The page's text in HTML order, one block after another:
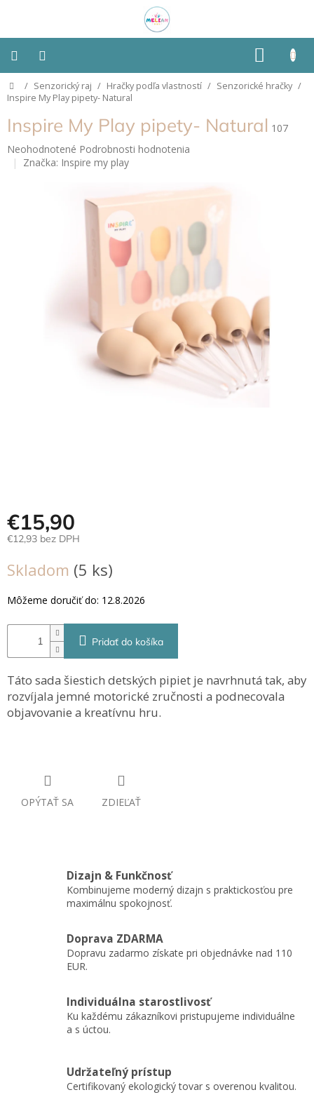
KOŠÍK
Montessori
Detská
izba
Senzorické
Prihlásenie
Domov
/ Senzorický raj / Hračky podľa vlastností / Senzorické hračky /
Inspire My Play pipety- Natural
Inspire My Play pipety- Natural 107
Priemerné
hodnotenie
Neohodnotené Podrobnosti hodnotenia
Značka: Inspire my play
€15,90
€12,93 bez DPH
cena:
Skladom (5 ks)
Môžeme doručiť do: 12.8.2026
Pridať do košíka
Táto sada šiestich detských pipiet je navrhnutá tak, aby
rozvíjala jemné motorické zručnosti a podnecovala
objavovanie a kreatívnu hru.
OPÝTAŤ SA ZDIEĽAŤ
Dizajn & Funkčnosť
Kombinujeme moderný dizajn s praktickosťou pre
maximálnu spokojnosť.
Doprava ZDARMA
Dopravu zadarmo získate pri objednávke nad 110
EUR.
Individuálna starostlivosť
Ku každému zákazníkovi pristupujeme individuálne
a s úctou.
Udržateľný prístup
Certifikovaný ekologický tovar s overenou kvalitou.